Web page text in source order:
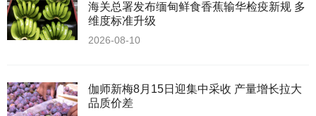
海关总署发布缅甸鲜食香蕉输华检疫新规 多
维度标准升级
2026-08-10
伽师新梅8月15日迎集中采收 产量增长拉大
品质价差